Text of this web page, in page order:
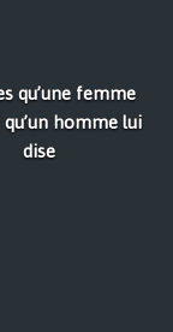
qu’une femme
homme lui
dise